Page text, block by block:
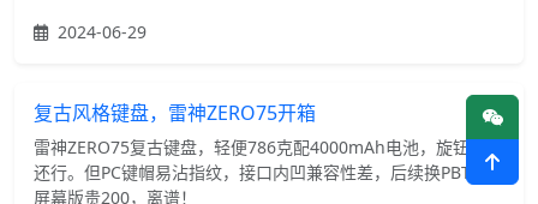
2024-06-29
复古风格键盘，雷神ZERO75开箱
雷神ZERO75复古键盘，轻便786克配4000mAh电池，旋钮侧置
还行。但PC键帽易沾指纹，接口内凹兼容性差，后续换PBT。带
屏幕版贵200，离谱！